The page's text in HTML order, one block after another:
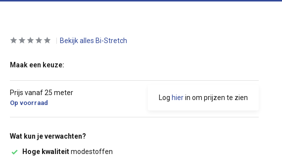
Bekijk alles Bi-Stretch
Maak een keuze:
Prijs vanaf 25 meter
Op voorraad
Log hierin om prijzen te zien
Wat kun je verwachten?
Hoge kwaliteitmodestoffen